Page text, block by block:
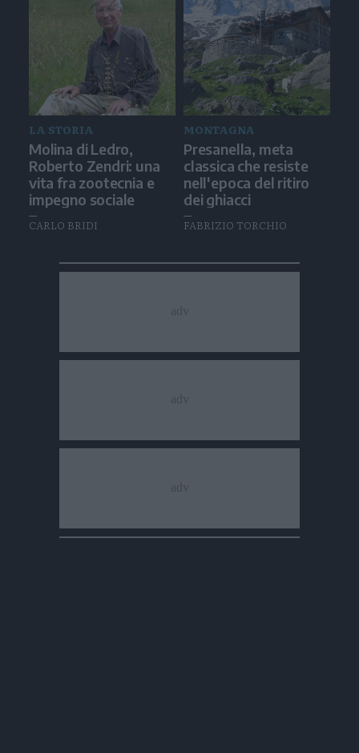
LA STORIA
Molina di Ledro,
Roberto Zendri: una
vita fra zootecnia e
impegno sociale
CARLO BRIDI
MONTAGNA
Presanella, meta
classica che resiste
nell'epoca del ritiro
dei ghiacci
FABRIZIO TORCHIO